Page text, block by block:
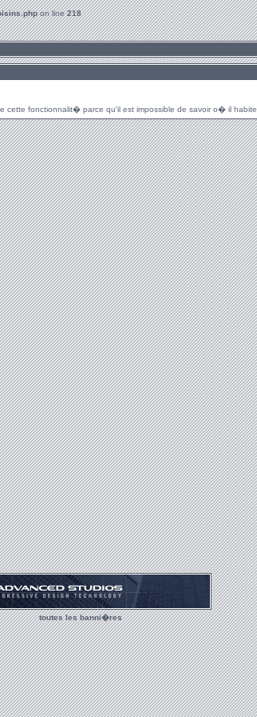
on line218
fonctionnalit� parce qu'il est impossible de savoir o� il habite.
toutes les banni�res